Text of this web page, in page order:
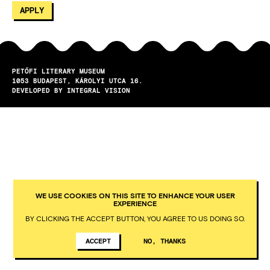
PETŐFI LITERARY MUSEUM
1053
BUDAPEST
KÁROLYI UTCA 16.
DEVELOPED BY INTEGRAL VISION
WE USE COOKIES ON THIS SITE TO ENHANCE YOUR USER
EXPERIENCE
BY CLICKING THE ACCEPT BUTTON, YOU AGREE TO US DOING SO.
ACCEPT NO, THANKS